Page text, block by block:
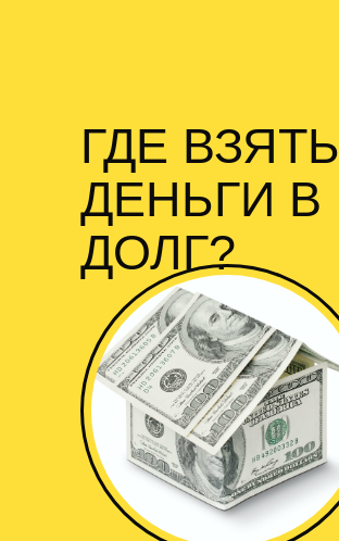
ГДЕ ВЗЯТЬ
ДЕНЬГИ В
ДОЛГ?